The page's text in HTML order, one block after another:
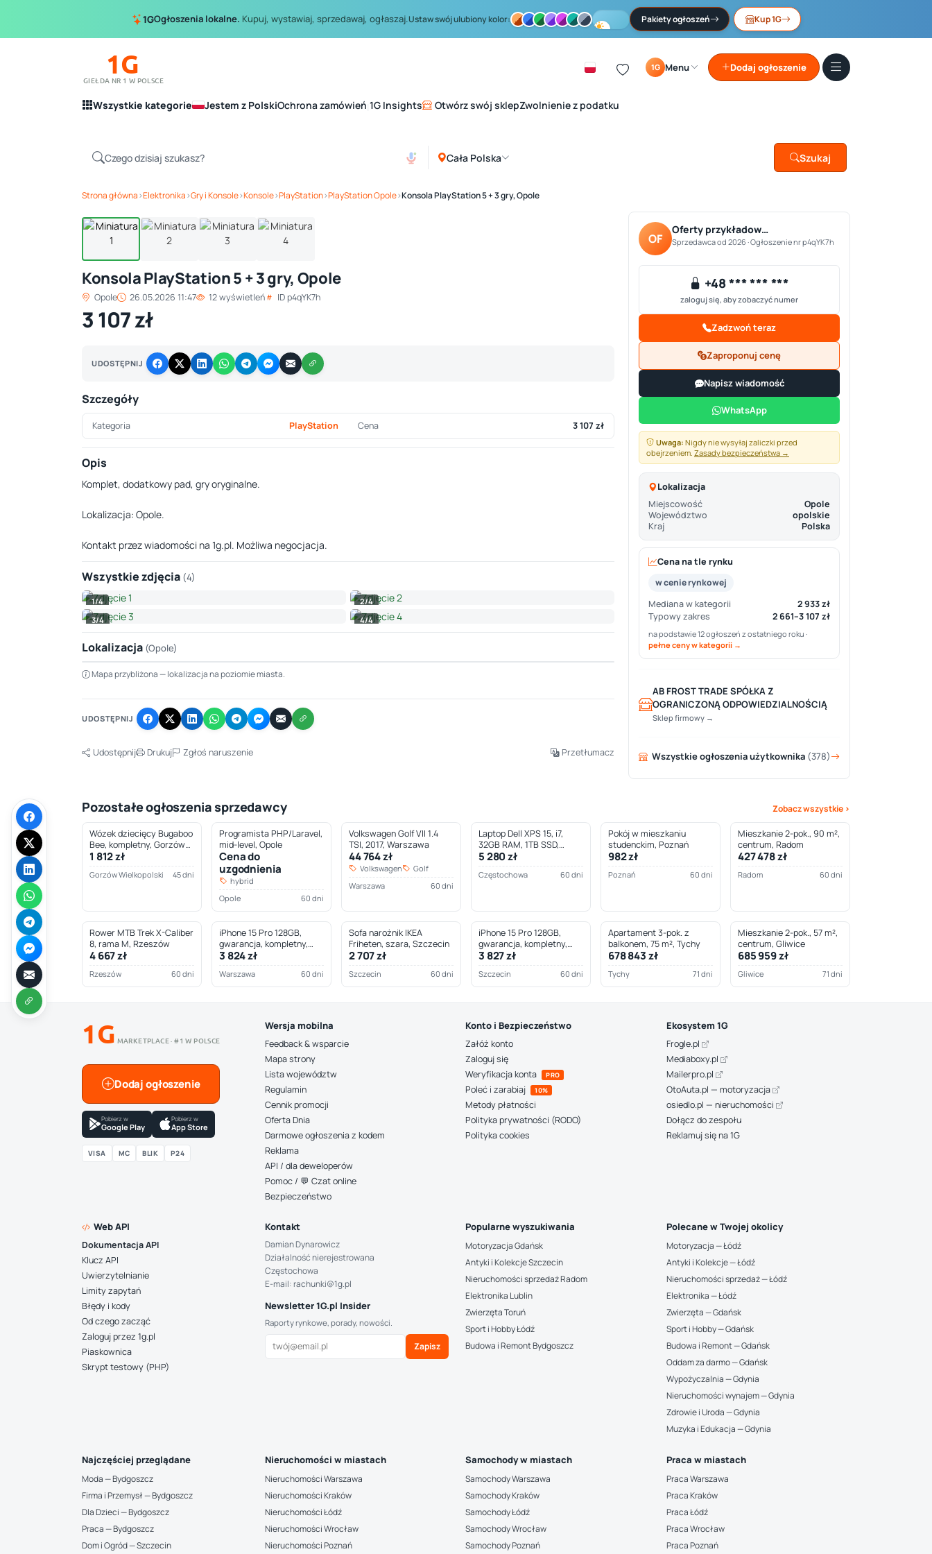
1GOgłoszenia lokalne. Kupuj, wystawiaj, sprzedawaj, ogłaszaj.Ustaw swój ulubiony kolor: Pakiety ogłoszeń Kup 1G
1G
GIEŁDA NR 1 W POLSCE
1G Menu Dodaj ogłoszenie
Wszystkie kategorie Jestem z PolskiOchrona zamówień 1G Insights Otwórz swój sklepZwolnienie z podatku
Cała Polska Szukaj
Strona główna›Elektronika›Gry i Konsole›Konsole›PlayStation›PlayStation Opole›Konsola PlayStation 5 + 3 gry, Opole
1/ 4
Konsola PlayStation 5 + 3 gry, Opole
Opole 26.05.2026 11:47 12 wyświetleń ID p4qYK7h
3 107 zł
UDOSTĘPNIJ
Szczegóły
Kategoria PlayStation Cena 3 107 zł
Opis
Komplet, dodatkowy pad, gry oryginalne.
Lokalizacja: Opole.
Kontakt przez wiadomości na 1g.pl. Możliwa negocjacja.
Wszystkie zdjęcia (4)
1/4
2/4
3/4
4/4
Lokalizacja (Opole)
+
−
Mapa przybliżona — lokalizacja na poziomie miasta.
UDOSTĘPNIJ
Udostępnij Drukuj Zgłoś naruszenie Przetłumacz
OF
Oferty przykładow…
Sprzedawca od 2026 · Ogłoszenie nr p4qYK7h
+48 *** *** ***
zaloguj się, aby zobaczyć numer
Zadzwoń teraz
Zaproponuj cenę
Napisz wiadomość
WhatsApp
Uwaga: Nigdy nie wysyłaj zaliczki przed
obejrzeniem. Zasady bezpieczeństwa →
Lokalizacja
Miejscowość
Opole
Województwo
opolskie
Kraj
Polska
Cena na tle rynku
w cenie rynkowej
Mediana w kategorii
2 933 zł
Typowy zakres
2 661–3 107 zł
na podstawie 12 ogłoszeń z ostatniego roku ·
pełne ceny w kategorii →
AB FROST TRADE SPÓŁKA Z
OGRANICZONĄ ODPOWIEDZIALNOŚCIĄ
Sklep firmowy →
Wszystkie ogłoszenia użytkownika (378)
Pozostałe ogłoszenia sprzedawcy Zobacz wszystkie ›
Wózek dziecięcy Bugaboo
Bee, kompletny, Gorzów
Wielkopolski
1 812 zł
Gorzów Wielkopolski 45 dni
Programista PHP/Laravel,
mid-level, Opole
Cena do
uzgodnienia
hybrid
Opole
60 dni
Volkswagen Golf VII 1.4
TSI, 2017, Warszawa
44 764 zł
Volkswagen
Golf
Warszawa
60 dni
Laptop Dell XPS 15, i7,
32GB RAM, 1TB SSD,
Częstochowa
5 280 zł
Częstochowa 60 dni
Pokój w mieszkaniu
studenckim, Poznań
982 zł
Poznań 60 dni
Mieszkanie 2-pok., 90 m²,
centrum, Radom
427 478 zł
Radom 60 dni
Rower MTB Trek X-Caliber
8, rama M, Rzeszów
4 667 zł
Rzeszów 60 dni
iPhone 15 Pro 128GB,
gwarancja, kompletny,
Warszawa
3 824 zł
Warszawa 60 dni
Sofa narożnik IKEA
Friheten, szara, Szczecin
2 707 zł
Szczecin 60 dni
iPhone 15 Pro 128GB,
gwarancja, kompletny,
Szczecin
3 827 zł
Szczecin 60 dni
Apartament 3-pok. z
balkonem, 75 m², Tychy
678 843 zł
Tychy 71 dni
Mieszkanie 2-pok., 57 m²,
centrum, Gliwice
685 959 zł
Gliwice 71 dni
1G MARKETPLACE · #1 W POLSCE
Dodaj ogłoszenie
Pobierz w
Google Play
Pobierz w
App Store
VISA MC BLIK P24
Wersja mobilna
Feedback & wsparcie
Mapa strony
Lista województw
Regulamin
Cennik promocji
Oferta Dnia
Darmowe ogłoszenia z kodem
Reklama
API / dla deweloperów
Pomoc / 💬 Czat online
Bezpieczeństwo
Konto i Bezpieczeństwo
Załóż konto
Zaloguj się
Weryfikacja konta
PRO
Poleć i zarabiaj 10%
Metody płatności
Polityka prywatności (RODO)
Polityka cookies
Ekosystem 1G
Frogle.pl
Mediaboxy.pl
Mailerpro.pl
OtoAuta.pl — motoryzacja
osiedlo.pl — nieruchomości
Dołącz do zespołu
Reklamuj się na 1G
Web API
Dokumentacja API
Klucz API
Uwierzytelnianie
Limity zapytań
Błędy i kody
Od czego zacząć
Zaloguj przez 1g.pl
Piaskownica
Skrypt testowy (PHP)
Kontakt
Damian Dynarowicz
Działalność nierejestrowana
Częstochowa
E-mail: rachunki@1g.pl
Newsletter 1G.pl Insider
Raporty rynkowe, porady, nowości.
Zapisz
Popularne wyszukiwania
Motoryzacja Gdańsk
Antyki i Kolekcje Szczecin
Nieruchomości sprzedaż Radom
Elektronika Lublin
Zwierzęta Toruń
Sport i Hobby Łódź
Budowa i Remont Bydgoszcz
Polecane w Twojej okolicy
Motoryzacja — Łódź
Antyki i Kolekcje — Łódź
Nieruchomości sprzedaż — Łódź
Elektronika — Łódź
Zwierzęta — Gdańsk
Sport i Hobby — Gdańsk
Budowa i Remont — Gdańsk
Oddam za darmo — Gdańsk
Wypożyczalnia — Gdynia
Nieruchomości wynajem — Gdynia
Zdrowie i Uroda — Gdynia
Muzyka i Edukacja — Gdynia
Najczęściej przeglądane
Moda — Bydgoszcz
Firma i Przemysł — Bydgoszcz
Dla Dzieci — Bydgoszcz
Praca — Bydgoszcz
Dom i Ogród — Szczecin
Nieruchomości w miastach
Nieruchomości Warszawa
Nieruchomości Kraków
Nieruchomości Łódź
Nieruchomości Wrocław
Nieruchomości Poznań
Samochody w miastach
Samochody Warszawa
Samochody Kraków
Samochody Łódź
Samochody Wrocław
Samochody Poznań
Praca w miastach
Praca Warszawa
Praca Kraków
Praca Łódź
Praca Wrocław
Praca Poznań